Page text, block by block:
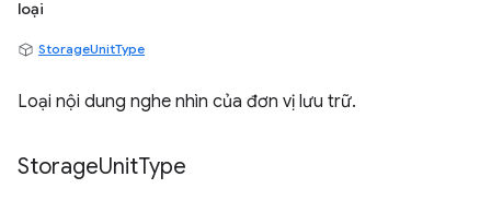
loại
StorageUnitType
Loại nội dung nghe nhìn của đơn vị lưu trữ.
StorageUnitType